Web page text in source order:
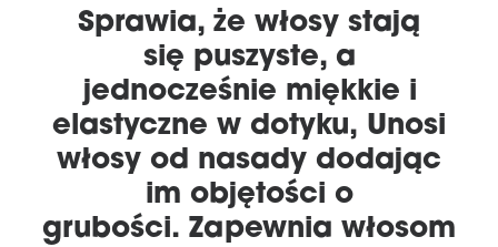
Sprawia, że włosy stają
się puszyste, a
jednocześnie miękkie i
elastyczne w dotyku, Unosi
włosy od nasady dodając
im objętości o
grubości. Zapewnia włosom